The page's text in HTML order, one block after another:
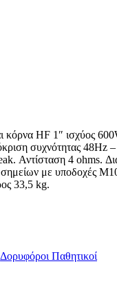
κόρνα HF 1″ ισχύος
συχνότητας 48Hz
Αντίσταση 4 ohms.
με υποδοχές
33,5 kg.
Δορυφόροι Παθητικοί